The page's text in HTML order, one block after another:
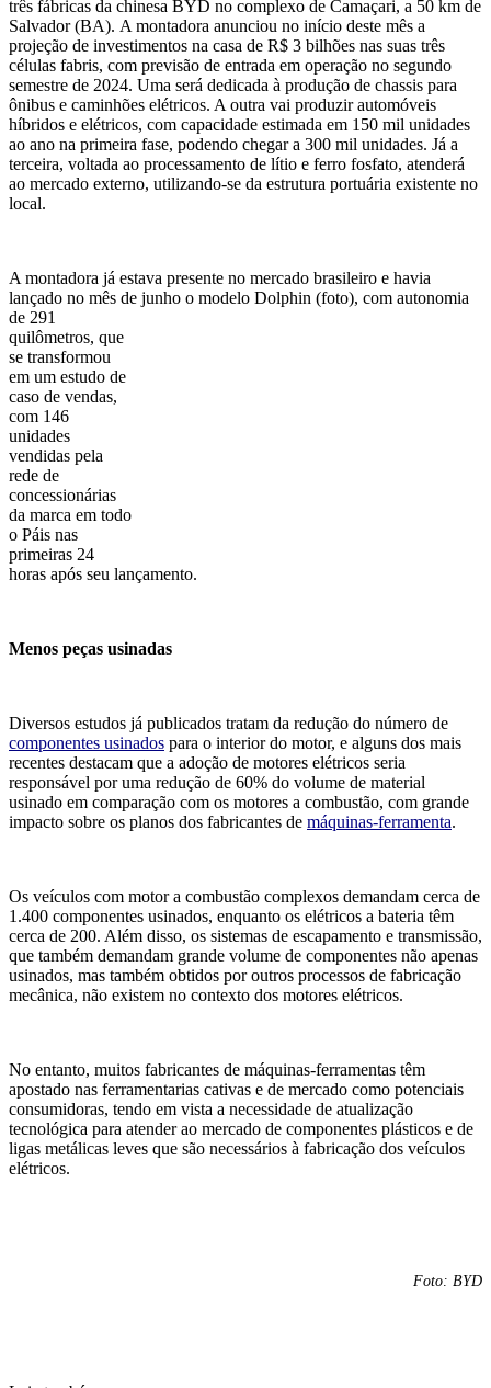
três fábricas da chinesa BYD no complexo de Camaçari, a 50 km de
Salvador (BA). A montadora anunciou no início deste mês a
projeção de investimentos na casa de R$ 3 bilhões nas suas três
células fabris, com previsão de entrada em operação no segundo
semestre de 2024. Uma será dedicada à produção de chassis para
ônibus e caminhões elétricos. A outra vai produzir automóveis
híbridos e elétricos, com capacidade estimada em 150 mil unidades
ao ano na primeira fase, podendo chegar a 300 mil unidades. Já a
terceira, voltada ao processamento de lítio e ferro fosfato, atenderá
ao mercado externo, utilizando-se da estrutura portuária existente no
local.
A montadora já estava presente no mercado brasileiro e havia
lançado no mês de junho o modelo Dolphin (foto), com autonomia
de 291
quilômetros, que
se transformou
em um estudo de
caso de vendas,
com 146
unidades
vendidas pela
rede de
concessionárias
da marca em todo
o Páis nas
primeiras 24
horas após seu lançamento.
Menos peças usinadas
Diversos estudos já publicados tratam da redução do número de
componentes usinados para o interior do motor, e alguns dos mais
recentes destacam que a adoção de motores elétricos seria
responsável por uma redução de 60% do volume de material
usinado em comparação com os motores a combustão, com grande
impacto sobre os planos dos fabricantes de máquinas-ferramenta.
Os veículos com motor a combustão complexos demandam cerca de
1.400 componentes usinados, enquanto os elétricos a bateria têm
cerca de 200. Além disso, os sistemas de escapamento e transmissão,
que também demandam grande volume de componentes não apenas
usinados, mas também obtidos por outros processos de fabricação
mecânica, não existem no contexto dos motores elétricos.
No entanto, muitos fabricantes de máquinas-ferramentas têm
apostado nas ferramentarias cativas e de mercado como potenciais
consumidoras, tendo em vista a necessidade de atualização
tecnológica para atender ao mercado de componentes plásticos e de
ligas metálicas leves que são necessários à fabricação dos veículos
elétricos.
Foto: BYD